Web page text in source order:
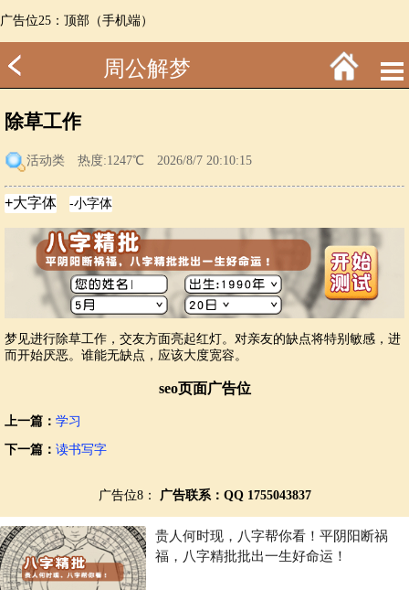
广告位25：顶部（手机端）
周公解梦
除草工作
活动类 热度:1247℃ 2026/8/7 20:10:15
梦见进行除草工作，交友方面亮起红灯。对亲友的缺点将特别敏感，进
而开始厌恶。谁能无缺点，应该大度宽容。
seo页面广告位
上一篇： 学习
下一篇： 读书写字
广告位8： 广告联系：QQ 1755043837
贵人何时现，八字帮你看！平阴阳断祸
福，八字精批批出一生好命运！